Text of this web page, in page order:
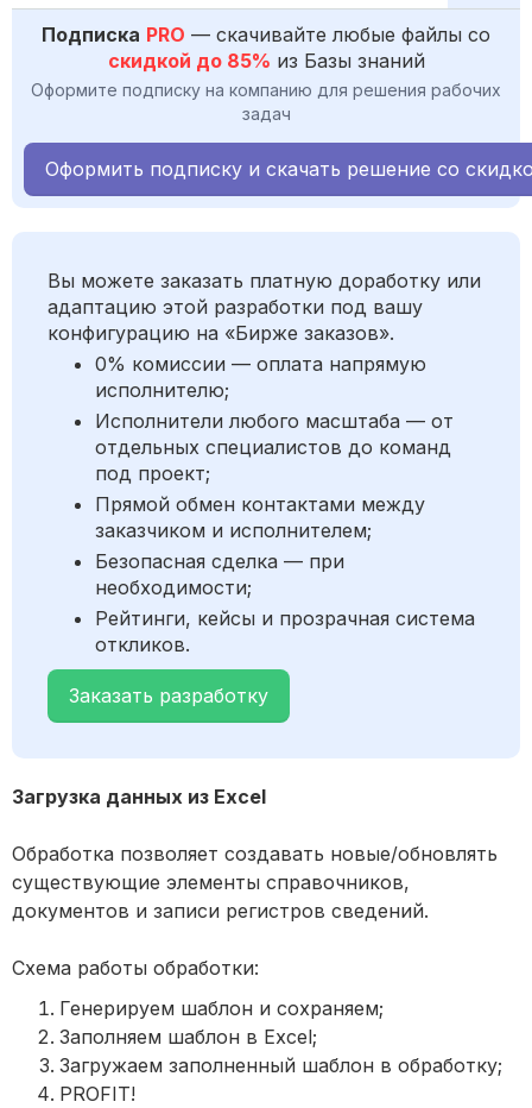
Подписка PRO — скачивайте любые файлы со
скидкой до 85% из Базы знаний
Оформите подписку на компанию для решения рабочих
задач
Оформить подписку и скачать решение со
Вы можете заказать платную доработку или
адаптацию этой разработки под вашу
конфигурацию на «Бирже заказов».
0% комиссии — оплата напрямую
исполнителю;
Исполнители любого масштаба — от
отдельных специалистов до команд
под проект;
Прямой обмен контактами между
заказчиком и исполнителем;
Безопасная сделка — при
необходимости;
Рейтинги, кейсы и прозрачная система
откликов.
Заказать разработку
Загрузка данных из Excel
Обработка позволяет создавать новые/обновлять
существующие элементы справочников,
документов и записи регистров сведений.
Схема работы обработки:
Генерируем шаблон и сохраняем;
Заполняем шаблон в Excel;
Загружаем заполненный шаблон в обработку;
PROFIT!